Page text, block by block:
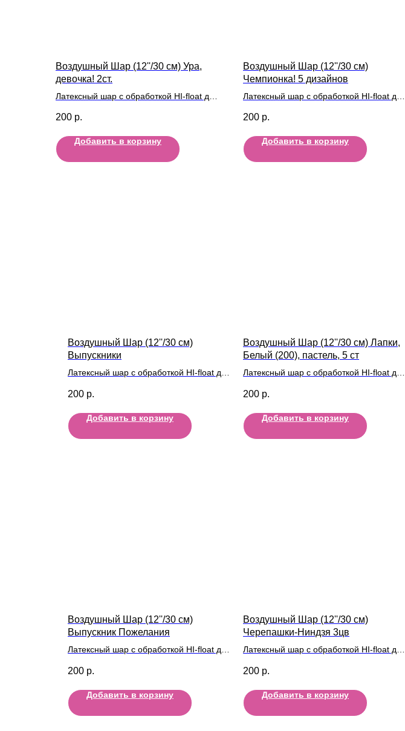
Воздушный Шар (12''/30 см) Ура,
девочка! 2ст.
Латексный шар с обработкой HI-float для
200 р.
Добавить в корзину
Воздушный Шар (12''/30 см)
Чемпионка! 5 дизайнов
Латексный шар с обработкой HI-float для
200 р.
Добавить в корзину
Воздушный Шар (12''/30 см)
Выпускники
Латексный шар с обработкой HI-float для
200 р.
Добавить в корзину
Воздушный Шар (12''/30 см) Лапки,
Белый (200), пастель, 5 ст
Латексный шар с обработкой HI-float для
200 р.
Добавить в корзину
Воздушный Шар (12''/30 см)
Выпускник Пожелания
Латексный шар с обработкой HI-float для
200 р.
Добавить в корзину
Воздушный Шар (12''/30 см)
Черепашки-Ниндзя 3цв
Латексный шар с обработкой HI-float для
200 р.
Добавить в корзину